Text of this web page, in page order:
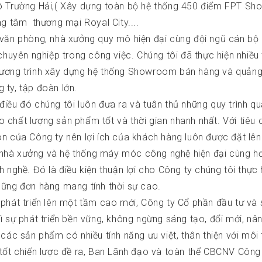
Trường Hải,( Xây dựng toàn bộ hệ thống 450 điểm FPT
tâm thương mại Royal City....
phòng, nhà xưởng quy mô hiện đại cùng đội ngũ cán bộ
nghiệp trong công việc. Chúng tôi đã thực hiện
trình xây dựng hệ thống Showroom bán hàng và
ty, tập đoàn lớn.
đó chúng tôi luôn đưa ra và tuân thủ những quy trình
chất lượng sản phẩm tốt và thời gian nhanh nhất. Với tiêu
của Công ty nên lợi ích của khách hàng luôn được đặt
xưởng và hệ thống máy móc công nghệ hiện đại cùng
nghề. Đó là điều kiện thuận lợi cho Công ty chúng tôi thực
đơn hàng mang tính thời sự cao.
triển lên một tầm cao mới, Công ty Cổ phần đầu tư và
sự phát triển bền vững, không ngừng sáng tạo, đổi mới,
sản phẩm có nhiều tính năng ưu việt, thân thiện với môi
chiến lược đề ra, Ban Lãnh đạo và toàn thể CBCNV